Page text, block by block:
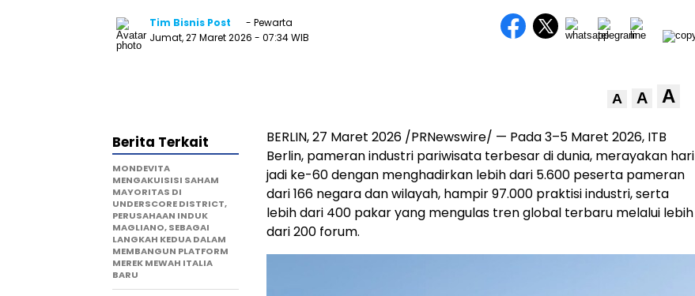
Tim Bisnis Post
- Pewarta
Jumat, 27 Maret 2026 - 07:34 WIB
A A A
BERLIN,27 Maret 2026 /PRNewswire/ — Pada 3–5 Maret 2026, ITB
Berlin, pameran industri pariwisata terbesar di dunia, merayakan hari
jadi ke-60 dengan menghadirkan lebih dari 5.600 peserta pameran
dari 166 negara dan wilayah, hampir 97.000 praktisi industri, serta
lebih dari 400 pakar yang mengulas tren global terbaru melalui lebih
dari 200 forum.
Berita Terkait
MONDEVITA
MENGAKUISISI SAHAM
MAYORITAS DI
UNDERSCORE DISTRICT,
PERUSAHAAN INDUK
MAGLIANO, SEBAGAI
LANGKAH KEDUA DALAM
MEMBANGUN PLATFORM
MEREK MEWAH ITALIA
BARU